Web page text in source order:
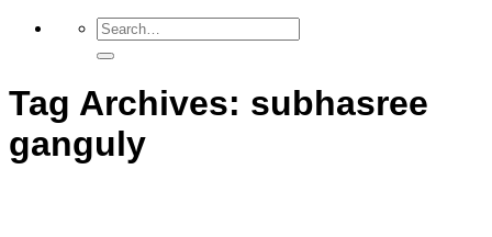
Tag Archives: subhasree
ganguly